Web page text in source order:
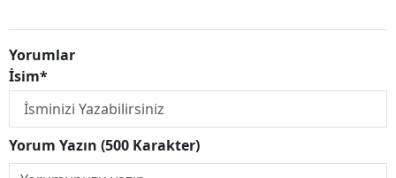
Yorumlar
İsim*
Yorum Yazın (500 Karakter)